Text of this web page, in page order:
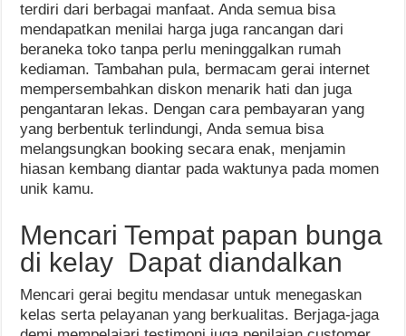
terdiri dari berbagai manfaat. Anda semua bisa
mendapatkan menilai harga juga rancangan dari
beraneka toko tanpa perlu meninggalkan rumah
kediaman. Tambahan pula, bermacam gerai internet
mempersembahkan diskon menarik hati dan juga
pengantaran lekas. Dengan cara pembayaran yang
yang berbentuk terlindungi, Anda semua bisa
melangsungkan booking secara enak, menjamin
hiasan kembang diantar pada waktunya pada momen
unik kamu.
Mencari Tempat papan bunga
di kelay Dapat diandalkan
Mencari gerai begitu mendasar untuk menegaskan
kelas serta pelayanan yang berkualitas. Berjaga-jaga